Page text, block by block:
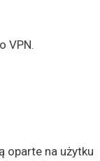
VPN.
oparte na użytku